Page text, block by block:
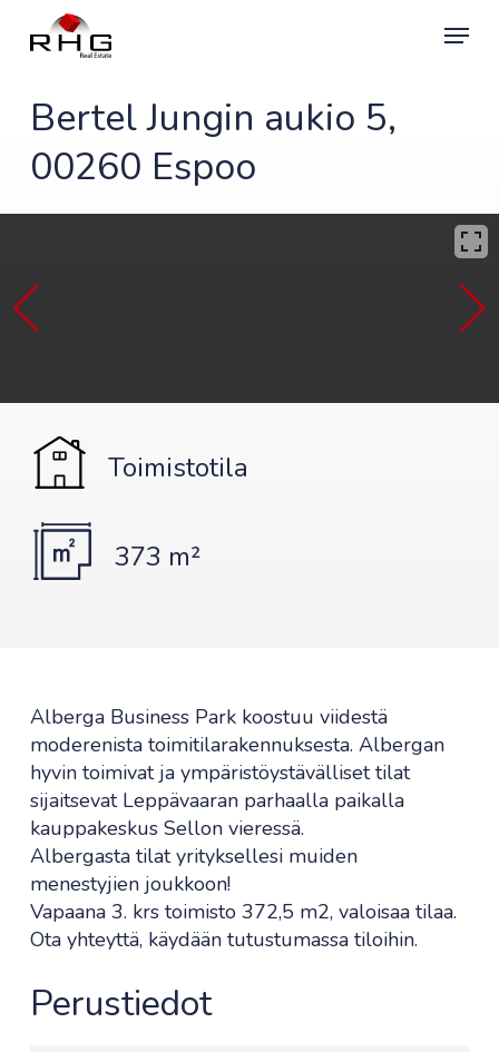
Menu
Bertel Jungin aukio 5,
00260 Espoo
Toimistotila
373 m²
Alberga Business Park koostuu viidestä
moderenista toimitilarakennuksesta. Albergan
hyvin toimivat ja ympäristöystävälliset tilat
sijaitsevat Leppävaaran parhaalla paikalla
kauppakeskus Sellon vieressä.
Albergasta tilat yrityksellesi muiden
menestyjien joukkoon!
Vapaana 3. krs toimisto 372,5 m2, valoisaa tilaa.
Ota yhteyttä, käydään tutustumassa tiloihin.
Perustiedot